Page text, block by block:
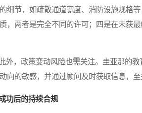
细节，如疏散通道宽度、消防设施规格
，两者是完全不同的许可；四是在未获
，政策变动风险也需关注。圭亚那的教
向的敏感，并通过顾问及时获取信息，至
功后的持续合规